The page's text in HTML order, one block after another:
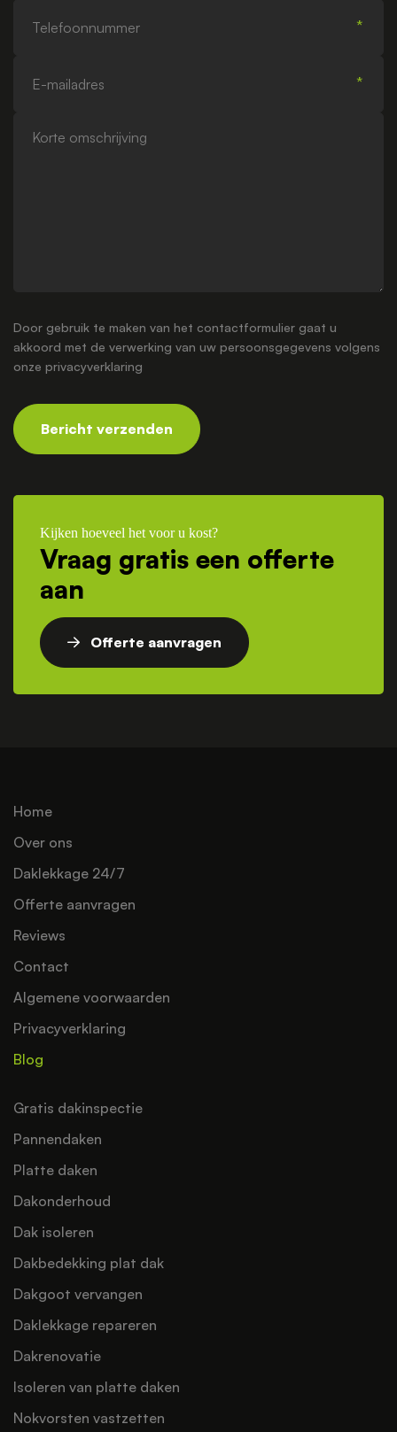
mailadres
omschrijving
Door gebruik te maken van het contactformulier gaat u
akkoord met de verwerking van uw persoonsgegevens volgens
onze privacyverklaring
Bericht verzenden
Kijken hoeveel het voor u kost?
Vraag gratis een offerte
aan
Offerte aanvragen
Home
Over ons
Daklekkage 24/7
Offerte aanvragen
Reviews
Contact
Algemene voorwaarden
Privacyverklaring
Blog
Gratis dakinspectie
Pannendaken
Platte daken
Dakonderhoud
Dak isoleren
Dakbedekking plat dak
Dakgoot vervangen
Daklekkage repareren
Dakrenovatie
Isoleren van platte daken
Nokvorsten vastzetten